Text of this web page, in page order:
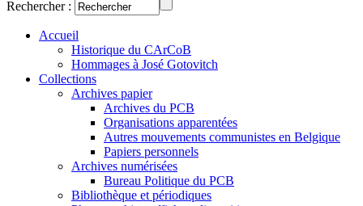
Rechercher :
Accueil
Historique du CArCoB
Hommages à José Gotovitch
Collections
Archives papier
Archives du PCB
Organisations apparentées
Autres mouvements communistes en Belgique
Papiers personnels
Archives numérisées
Bureau Politique du PCB
Bibliothèque et périodiques